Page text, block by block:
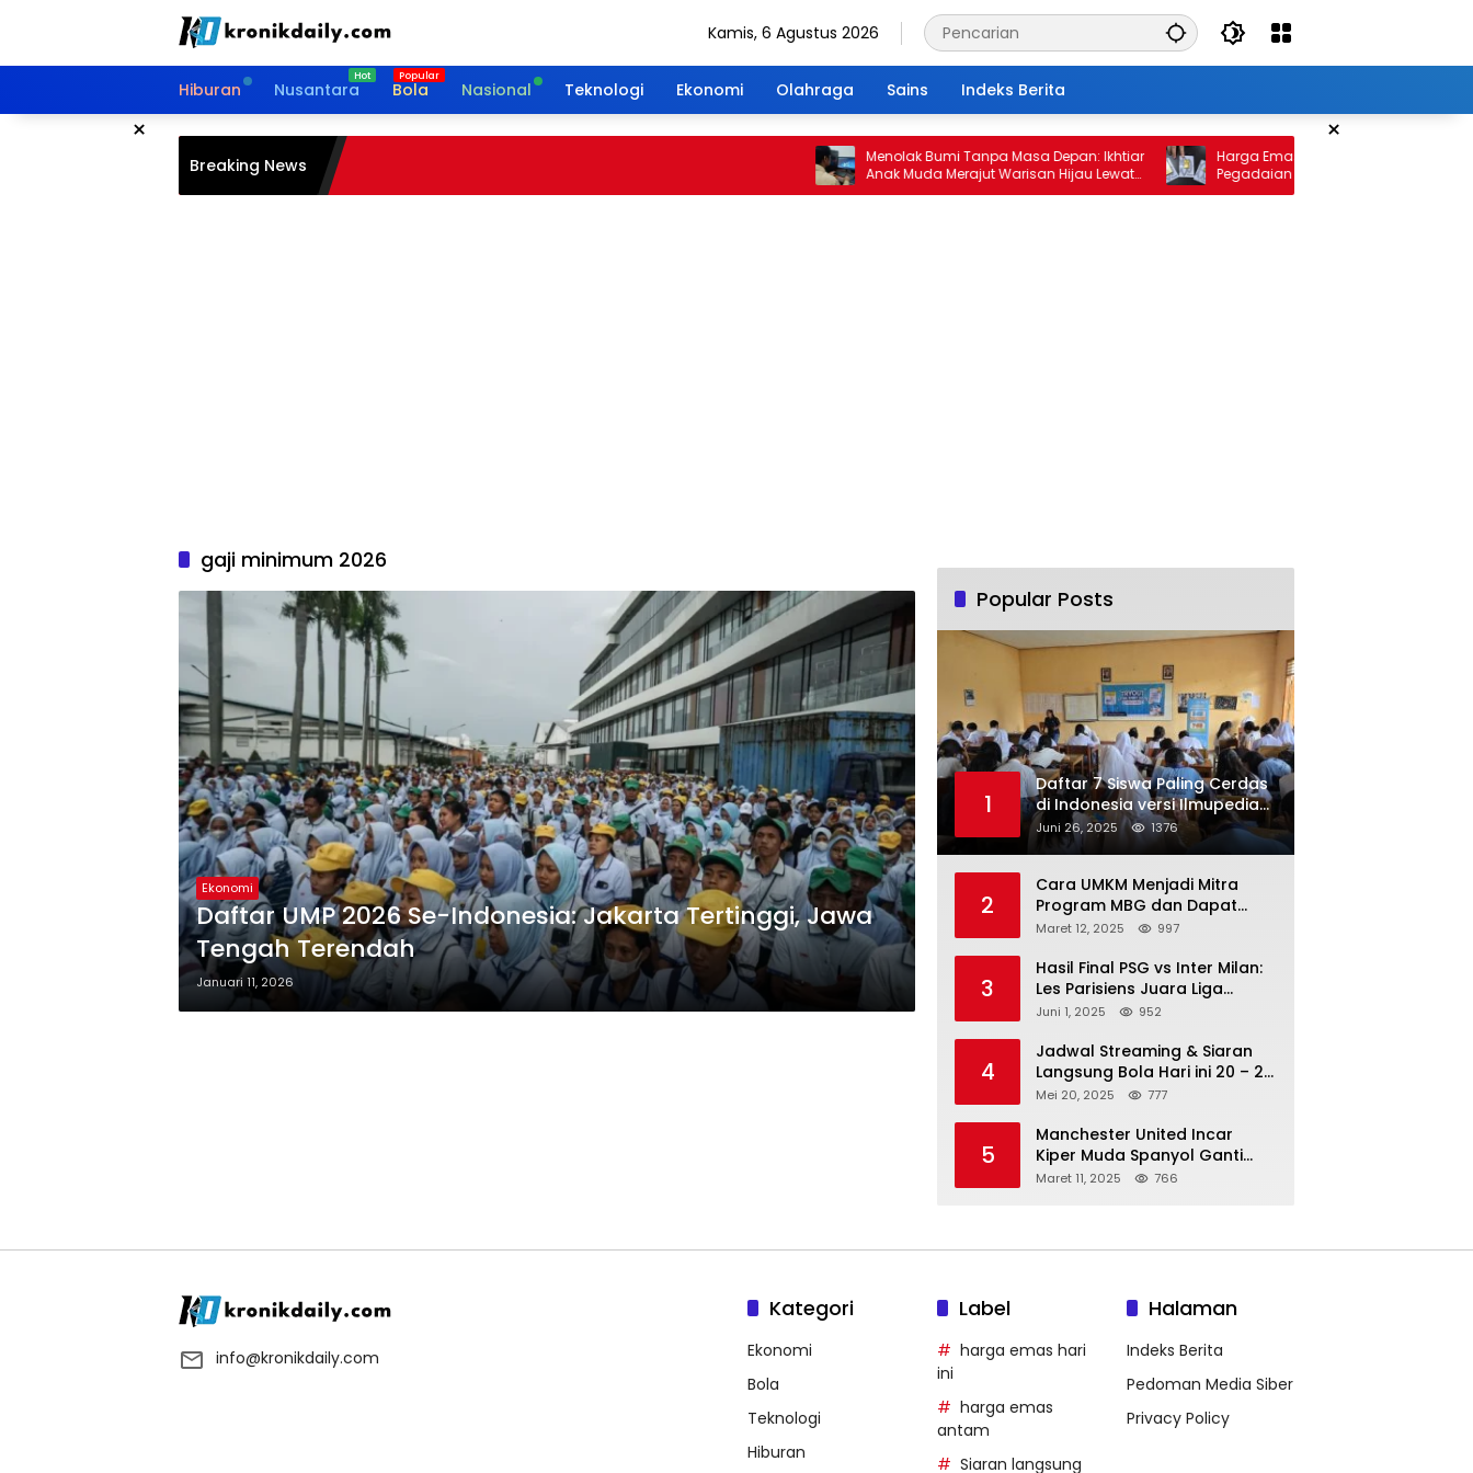
Kamis, 6 Agustus 2026
Hiburan Nusantara Bola Nasional Teknologi Ekonomi Olahraga Sains Indeks Berita
× ×
Breaking News
Menolak Bumi Tanpa Masa Depan: Ikhtiar
Anak Muda Merajut Warisan Hijau Lewat
Portal Waktu
Harga Emas 10 Februari 2026: Antam dan
Pegadaian Kembali Melonjak
gaji minimum 2026
Ekonomi
Daftar UMP 2026 Se-Indonesia: Jakarta Tertinggi, Jawa
Tengah Terendah
Januari 11, 2026
Popular Posts
1
Daftar 7 Siswa Paling Cerdas
di Indonesia versi Ilmupedia
Tryout UTBK 2025
Juni 26, 2025 1376
2
Cara UMKM Menjadi Mitra
Program MBG dan Dapat
Modal Hingga Rp500 Juta
Maret 12, 2025 997
3
Hasil Final PSG vs Inter Milan:
Les Parisiens Juara Liga
Champions 2025 usai Bantai il
Juni 1, 2025 952
4
Jadwal Streaming & Siaran
Langsung Bola Hari ini 20 – 21
Mei 2025: Manchester City vs
Mei 20, 2025 777
5
Manchester United Incar
Kiper Muda Spanyol Ganti
Andre Onana
Maret 11, 2025 766
info@kronikdaily.com
Kategori
Ekonomi
Bola
Teknologi
Hiburan
Label
harga emas hari
ini
harga emas
antam
Siaran langsung
Halaman
Indeks Berita
Pedoman Media Siber
Privacy Policy